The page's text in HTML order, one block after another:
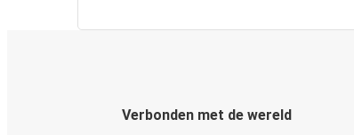
Verbonden met de wereld